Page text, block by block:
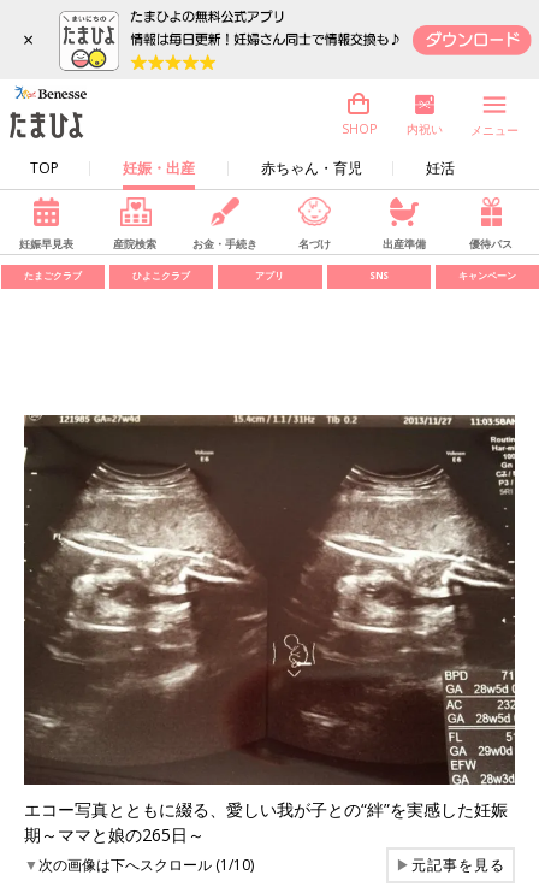
×
TOP 妊娠・出産 赤ちゃん・育児 妊活
SHOP 内祝い メニュー
妊娠早見表 産院検索 お金・手続き 名づけ 出産準備 優待パス
たまごクラブ ひよこクラブ アプリ SNS キャンペーン
エコー写真とともに綴る、愛しい我が子との“絆”を実感した妊娠
期～ママと娘の265日～
▼次の画像は下へスクロール (1/10) ▶元記事を見る